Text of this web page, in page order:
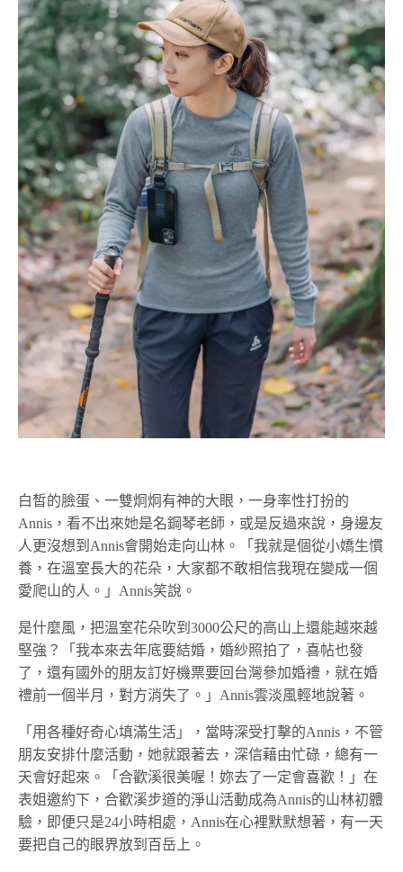
白皙的臉蛋、一雙炯炯有神的大眼，一身率性打扮的
Annis，看不出來她是名鋼琴老師，或是反過來說，身邊友
人更沒想到Annis會開始走向山林。「我就是個從小嬌生慣
養，在溫室長大的花朵，大家都不敢相信我現在變成一個
愛爬山的人。」Annis笑說。
是什麼風，把溫室花朵吹到3000公尺的高山上還能越來越
堅強？「我本來去年底要結婚，婚紗照拍了，喜帖也發
了，還有國外的朋友訂好機票要回台灣參加婚禮，就在婚
禮前一個半月，對方消失了。」Annis雲淡風輕地說著。
「用各種好奇心填滿生活」，當時深受打擊的Annis，不管
朋友安排什麼活動，她就跟著去，深信藉由忙碌，總有一
天會好起來。「合歡溪很美喔！妳去了一定會喜歡！」在
表姐邀約下，合歡溪步道的淨山活動成為Annis的山林初體
驗，即便只是24小時相處，Annis在心裡默默想著，有一天
要把自己的眼界放到百岳上。